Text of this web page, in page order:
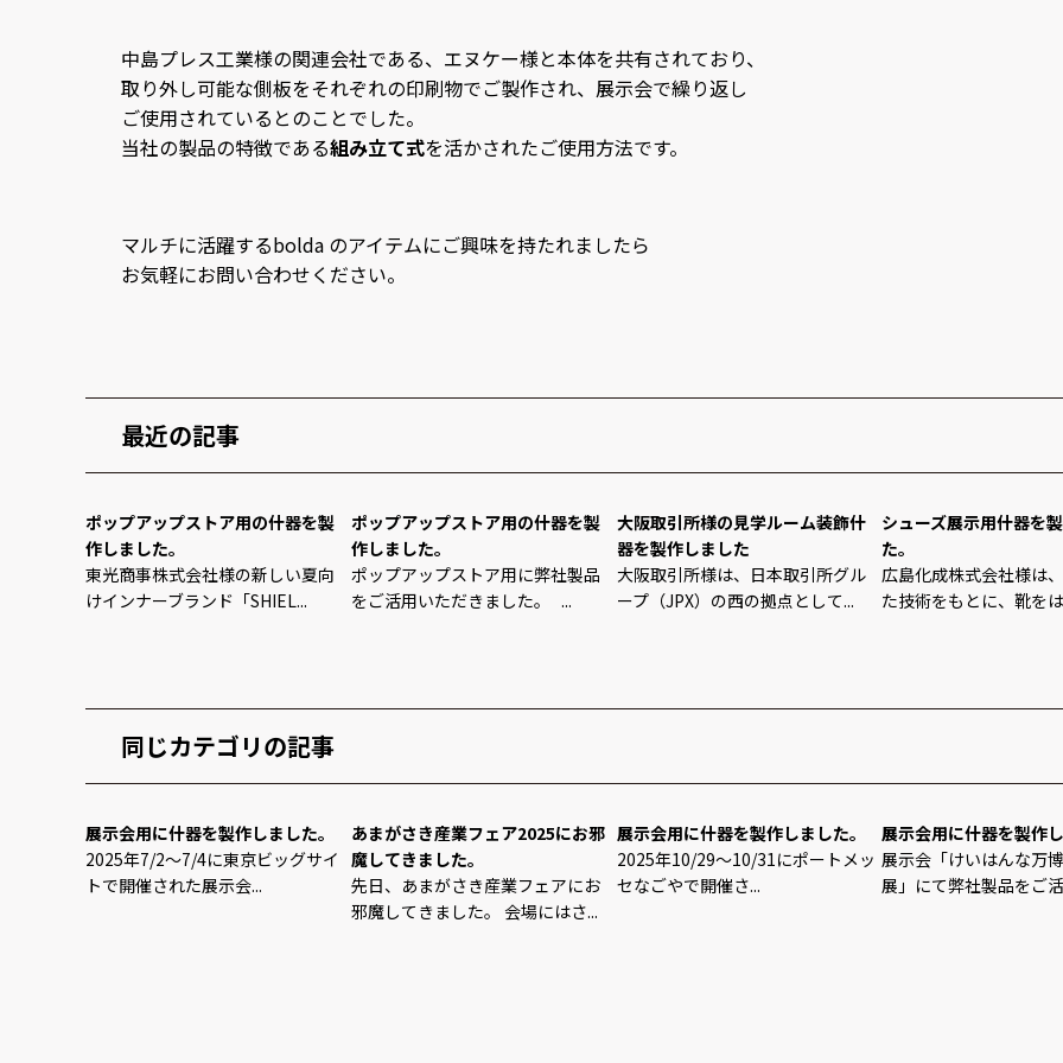
中島プレス工業様の関連会社である、エヌケー様と本体を共有されており、
取り外し可能な側板をそれぞれの印刷物でご製作され、展示会で繰り返し
ご使用されているとのことでした。
当社の製品の特徴である組み立て式を活かされたご使用方法です。
マルチに活躍するbolda のアイテムにご興味を持たれましたら
お気軽にお問い合わせください。
最近の記事
ポップアップストア用の什器を製
作しました。
東光商事株式会社様の新しい夏向
けインナーブランド「SHIEL...
ポップアップストア用の什器を製
作しました。
ポップアップストア用に弊社製品
をご活用いただきました。 ...
大阪取引所様の見学ルーム装飾什
器を製作しました
大阪取引所様は、日本取引所グル
ープ（JPX）の西の拠点として...
シューズ展示用什器を
た。
広島化成株式会社様は
た技術をもとに、靴を
同じカテゴリの記事
展示会用に什器を製作しました。
2025年7/2～7/4に東京ビッグサイ
トで開催された展示会...
あまがさき産業フェア2025にお邪
魔してきました。
先日、あまがさき産業フェアにお
邪魔してきました。 会場にはさ...
展示会用に什器を製作しました。
2025年10/29～10/31にポートメッ
セなごやで開催さ...
展示会用に什器を製作し
展示会「けいはんな万
展」にて弊社製品をご